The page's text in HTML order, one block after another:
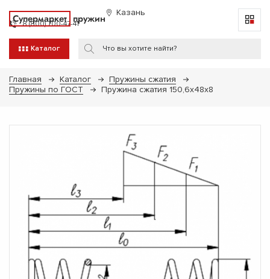
Супермаркет пружин Казань
8 (800) 700-47-41
Каталог
Главная Каталог
Пружины сжатия
Пружины по ГОСТ
Пружина сжатия 150,6х48х8